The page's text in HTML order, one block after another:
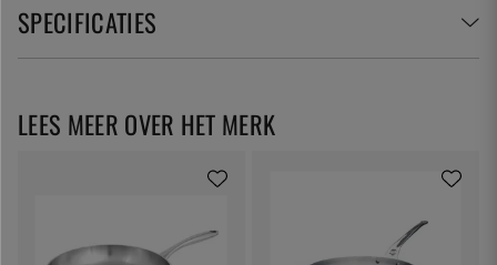
SPECIFICATIES
LEES MEER OVER HET MERK